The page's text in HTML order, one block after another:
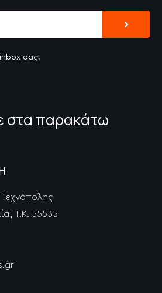
Submit
σας.
στα παρακάτω
Τ.Κ. 55535